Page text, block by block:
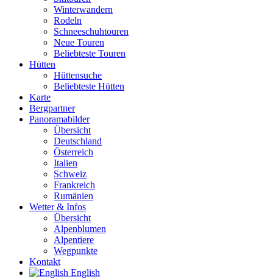
Winterwandern
Rodeln
Schneeschuhtouren
Neue Touren
Beliebteste Touren
Hütten
Hüttensuche
Beliebteste Hütten
Karte
Bergpartner
Panoramabilder
Übersicht
Deutschland
Österreich
Italien
Schweiz
Frankreich
Rumänien
Wetter & Infos
Übersicht
Alpenblumen
Alpentiere
Wegpunkte
Kontakt
English